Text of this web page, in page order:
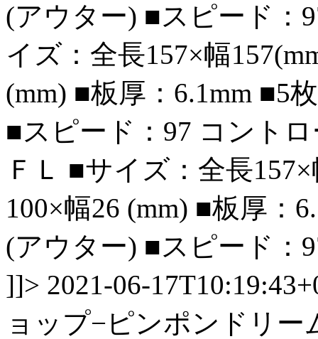
(アウター) ■スピード：
イズ：全長157×幅
(mm) ■板厚：6.1mm ■5
■スピード：97 コント
ＦＬ ■サイズ：全長
100×幅26 (mm) ■板厚：
(アウター) ■スピード：
]]> 2021-06-
ョップ−ピンポンドリー